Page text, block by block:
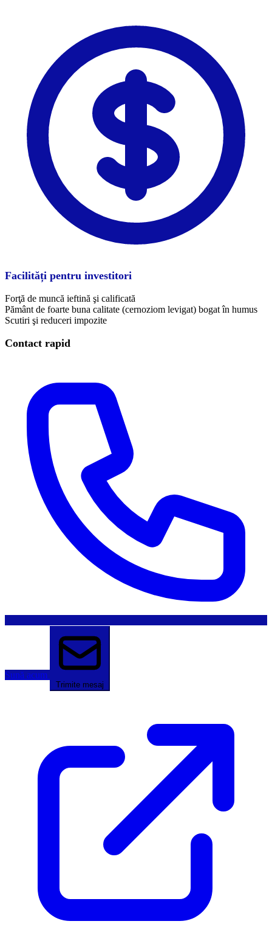
Facilități pentru investitori
Forţă de muncă ieftină şi calificată
Pământ de foarte buna calitate (cernoziom levigat) bogat în humus
Scutiri şi reduceri impozite
Contact rapid
Sună acum
Trimite mesaj